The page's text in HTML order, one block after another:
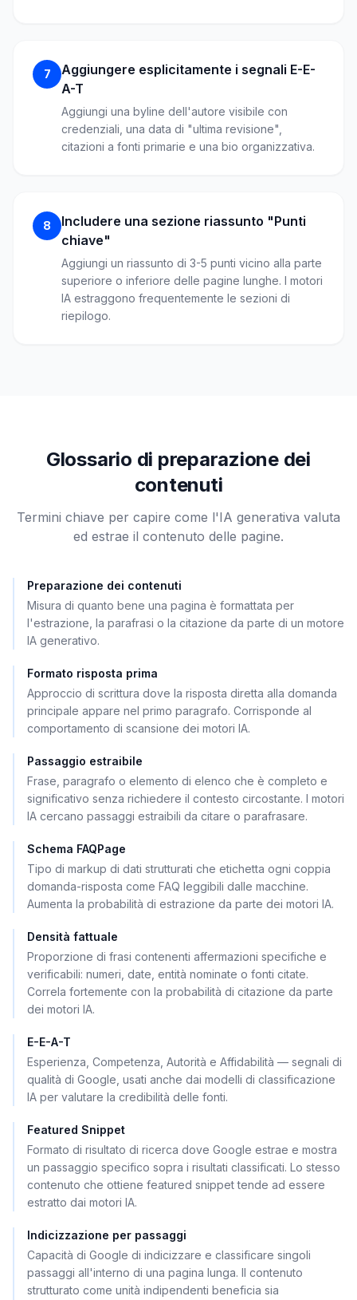
7
Aggiungere esplicitamente i segnali E-E-
A-T
Aggiungi una byline dell'autore visibile con
credenziali, una data di "ultima revisione",
citazioni a fonti primarie e una bio organizzativa.
8
Includere una sezione riassunto "Punti
chiave"
Aggiungi un riassunto di 3-5 punti vicino alla parte
superiore o inferiore delle pagine lunghe. I motori
IA estraggono frequentemente le sezioni di
riepilogo.
Glossario di preparazione dei
contenuti
Termini chiave per capire come l'IA generativa valuta
ed estrae il contenuto delle pagine.
Preparazione dei contenuti
Misura di quanto bene una pagina è formattata per
l'estrazione, la parafrasi o la citazione da parte di un motore
IA generativo.
Formato risposta prima
Approccio di scrittura dove la risposta diretta alla domanda
principale appare nel primo paragrafo. Corrisponde al
comportamento di scansione dei motori IA.
Passaggio estraibile
Frase, paragrafo o elemento di elenco che è completo e
significativo senza richiedere il contesto circostante. I motori
IA cercano passaggi estraibili da citare o parafrasare.
Schema FAQPage
Tipo di markup di dati strutturati che etichetta ogni coppia
domanda-risposta come FAQ leggibili dalle macchine.
Aumenta la probabilità di estrazione da parte dei motori IA.
Densità fattuale
Proporzione di frasi contenenti affermazioni specifiche e
verificabili: numeri, date, entità nominate o fonti citate.
Correla fortemente con la probabilità di citazione da parte
dei motori IA.
E-E-A-T
Esperienza, Competenza, Autorità e Affidabilità — segnali di
qualità di Google, usati anche dai modelli di classificazione
IA per valutare la credibilità delle fonti.
Featured Snippet
Formato di risultato di ricerca dove Google estrae e mostra
un passaggio specifico sopra i risultati classificati. Lo stesso
contenuto che ottiene featured snippet tende ad essere
estratto dai motori IA.
Indicizzazione per passaggi
Capacità di Google di indicizzare e classificare singoli
passaggi all'interno di una pagina lunga. Il contenuto
strutturato come unità indipendenti beneficia sia